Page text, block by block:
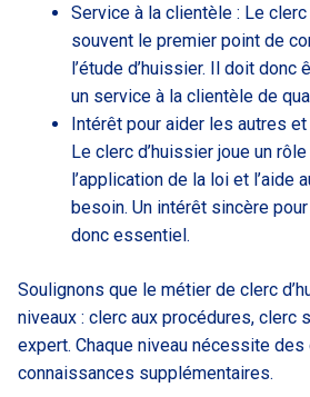
Service à la clientèle : Le
souvent le premier point de
l’étude d’huissier. Il doit donc
un service à la clientèle de
Intérêt pour aider les autres
Le clerc d’huissier joue un
l’application de la loi et l’aide
besoin. Un intérêt sincère
donc essentiel.
Soulignons que le métier de clerc
niveaux : clerc aux procédures, clerc
expert. Chaque niveau nécessite
connaissances supplémentaires.